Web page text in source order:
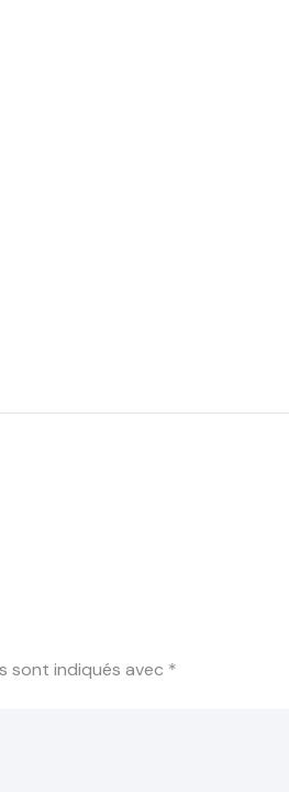
sont indiqués avec *